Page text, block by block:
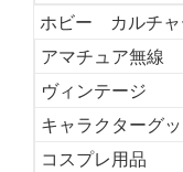
ホビー カルチ
アマチュア無線
ヴィンテージ
キャラクターグ
コスプレ用品